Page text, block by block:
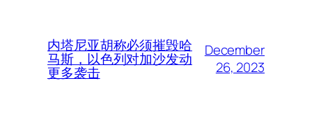
内塔尼亚胡称必须摧毁哈
马斯，以色列对加沙发动
更多袭击
December
26, 2023